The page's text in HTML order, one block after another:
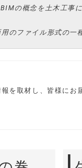
の概念を土木工
のファイル形式の一
を取材し、皆様にお